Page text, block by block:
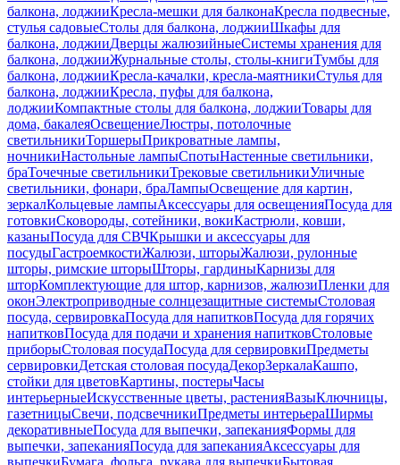
балкона, лоджииКресла-мешки для балконаКресла подвесные,
стулья садовыеСтолы для балкона, лоджииШкафы для
балкона, лоджииДверцы жалюзийныеСистемы хранения для
балкона, лоджииЖурнальные столы, столы-книгиТумбы для
балкона, лоджииКресла-качалки, кресла-маятникиСтулья для
балкона, лоджииКресла, пуфы для балкона,
лоджииКомпактные столы для балкона, лоджииТовары для
дома, бакалеяОсвещениеЛюстры, потолочные
светильникиТоршерыПрикроватные лампы,
ночникиНастольные лампыСпотыНастенные светильники,
браТочечные светильникиТрековые светильникиУличные
светильники, фонари, браЛампыОсвещение для картин,
зеркалКольцевые лампыАксессуары для освещенияПосуда для
готовкиСковороды, сотейники, вокиКастрюли, ковши,
казаныПосуда для СВЧКрышки и аксессуары для
посудыГастроемкостиЖалюзи, шторыЖалюзи, рулонные
шторы, римские шторыШторы, гардиныКарнизы для
шторКомплектующие для штор, карнизов, жалюзиПленки для
оконЭлектроприводные солнцезащитные системыСтоловая
посуда, сервировкаПосуда для напитковПосуда для горячих
напитковПосуда для подачи и хранения напитковСтоловые
приборыСтоловая посудаПосуда для сервировкиПредметы
сервировкиДетская столовая посудаДекорЗеркалаКашпо,
стойки для цветовКартины, постерыЧасы
интерьерныеИскусственные цветы, растенияВазыКлючницы,
газетницыСвечи, подсвечникиПредметы интерьераШирмы
декоративныеПосуда для выпечки, запеканияФормы для
выпечки, запеканияПосуда для запеканияАксессуары для
выпечкиБумага, фольга, рукава для выпечкиБытовая